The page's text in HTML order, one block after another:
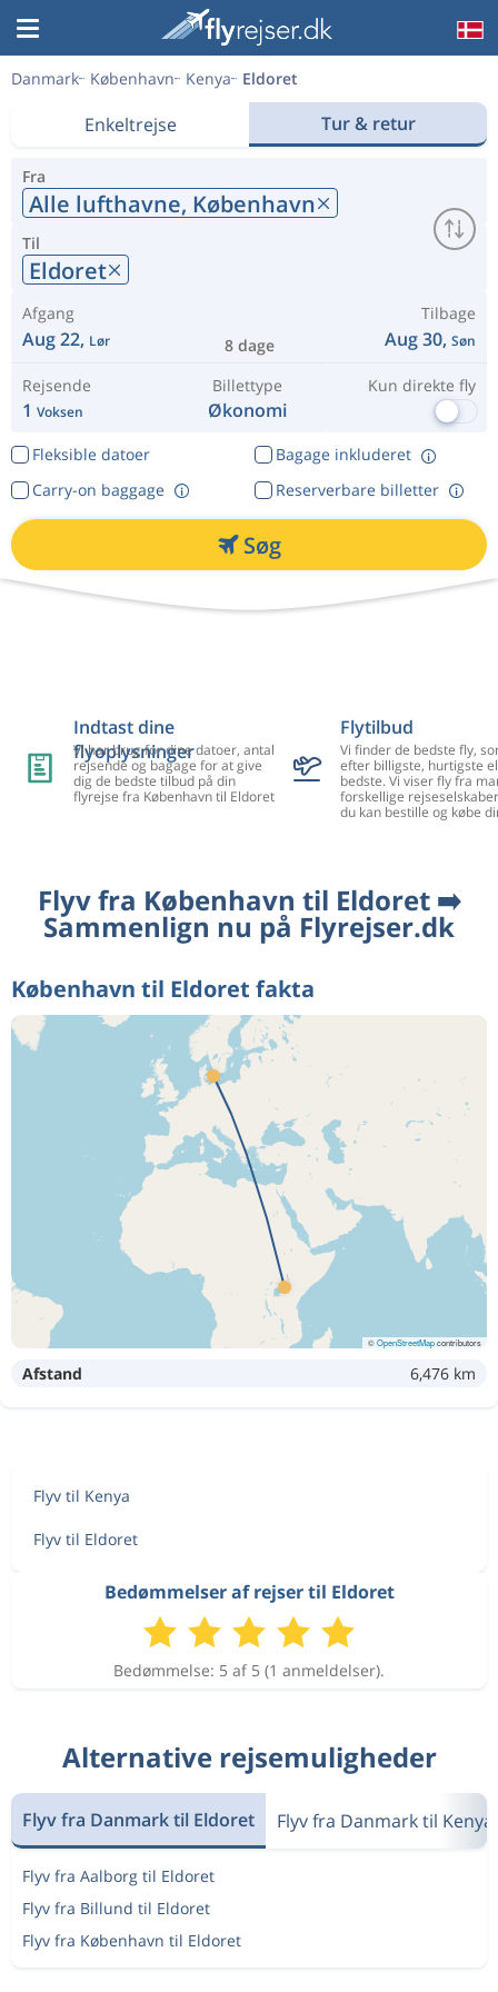
Danmark København Kenya Eldoret
Enkeltrejse Tur & retur
Fra
Alle lufthavne, København
Til
Eldoret
Afgang
Aug 22, Lør 8 dage
Tilbage
Aug 30, Søn
Rejsende
1 Voksen
Billettype
Økonomi
Kun direkte fly
Fleksible datoer
Bagage inkluderet
Reserverbare billetter
Carry-on baggage
Søg
Indtast dine
flyoplysninger
Vi har brug for dine datoer, antal
rejsende og bagage for at give
dig de bedste tilbud på din
flyrejse fra København til Eldoret
Flytilbud
Vi finder de bedste fly,
efter billigste, hurtigste
bedste. Vi viser fly fra
forskellige
du kan bestille og købe
Flyv fra København til Eldoret ➡️
Sammenlign nu på Flyrejser.dk
København til Eldoret fakta
©OpenStreetMapcontributors
Afstand 6,476 km
Flyv til Kenya
Flyv til Eldoret
Bedømmelser af rejser til Eldoret
Bedømmelse: 5 af 5 (1 anmeldelser).
Alternative rejsemuligheder
Flyv fra Danmark til Eldoret Flyv fra Danmark til Kenya
Flyv fra Aalborg til Eldoret
Flyv fra Billund til Eldoret
Flyv fra København til Eldoret